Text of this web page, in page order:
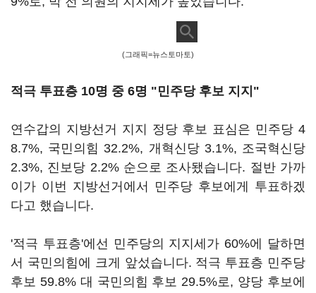
(그래픽=뉴스토마토)
적극 투표층 10명 중 6명 "민주당 후보 지지"
연수갑의 지방선거 지지 정당 후보 표심은 민주당 4
8.7%, 국민의힘 32.2%, 개혁신당 3.1%, 조국혁신당
2.3%, 진보당 2.2% 순으로 조사됐습니다. 절반 가까
이가 이번 지방선거에서 민주당 후보에게 투표하겠
다고 했습니다.
'적극 투표층'에선 민주당의 지지세가 60%에 달하면
서 국민의힘에 크게 앞섰습니다. 적극 투표층 민주당
후보 59.8% 대 국민의힘 후보 29.5%로, 양당 후보에